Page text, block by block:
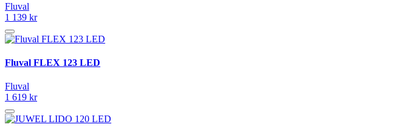
Fluval
1 139 kr
Fluval FLEX 123 LED
Fluval
1 619 kr